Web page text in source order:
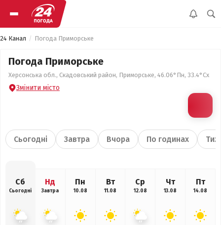
24 Канал Погода Приморське
Погода Приморське
Херсонська обл., Скадовський район, Приморське, 46.06°Пн, 33.4°Сх
Змінити місто
Сьогодні Завтра Вчора По годинах
Сб
Сьогодні
Нд
Завтра
Пн
10.08
Вт
11.08
Ср
12.08
Чт
13.08
Пт
14.08